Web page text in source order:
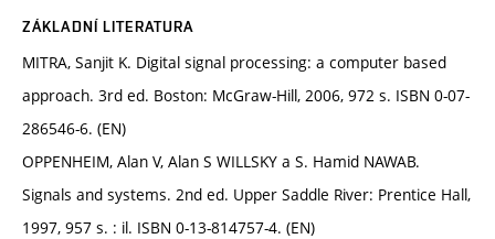
ZÁKLADNÍ LITERATURA
MITRA, Sanjit K. Digital signal processing: a computer based
approach. 3rd ed. Boston: McGraw-Hill, 2006, 972 s. ISBN 0-07-
286546-6. (EN)
OPPENHEIM, Alan V, Alan S WILLSKY a S. Hamid NAWAB.
Signals and systems. 2nd ed. Upper Saddle River: Prentice Hall,
1997, 957 s. : il. ISBN 0-13-814757-4. (EN)